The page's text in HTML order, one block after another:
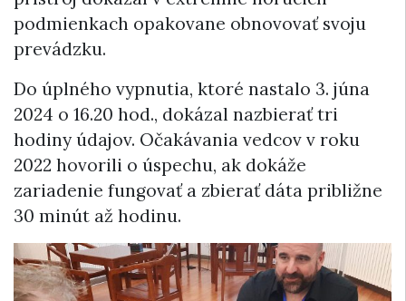
podmienkach opakovane obnovovať svoju
prevádzku.
Do úplného vypnutia, ktoré nastalo 3. júna
2024 o 16.20 hod., dokázal nazbierať tri
hodiny údajov. Očakávania vedcov v roku
2022 hovorili o úspechu, ak dokáže
zariadenie fungovať a zbierať dáta približne
30 minút až hodinu.